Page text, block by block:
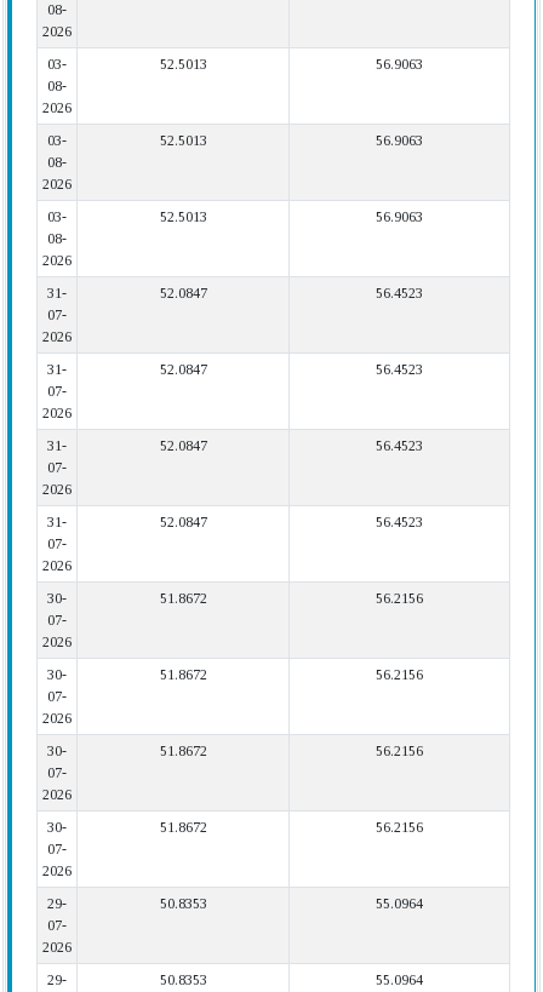
08-
2026
03-
08-
2026
52.5013 56.9063
03-
08-
2026
52.5013 56.9063
03-
08-
2026
52.5013 56.9063
31-
07-
2026
52.0847 56.4523
31-
07-
2026
52.0847 56.4523
31-
07-
2026
52.0847 56.4523
31-
07-
2026
52.0847 56.4523
30-
07-
2026
51.8672 56.2156
30-
07-
2026
51.8672 56.2156
30-
07-
2026
51.8672 56.2156
30-
07-
2026
51.8672 56.2156
29-
07-
2026
50.8353 55.0964
29-
50.8353 55.0964